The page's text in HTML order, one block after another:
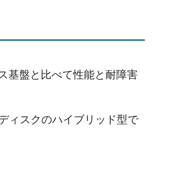
基盤と比べて性能と耐障害
ィスクのハイブリッド型で